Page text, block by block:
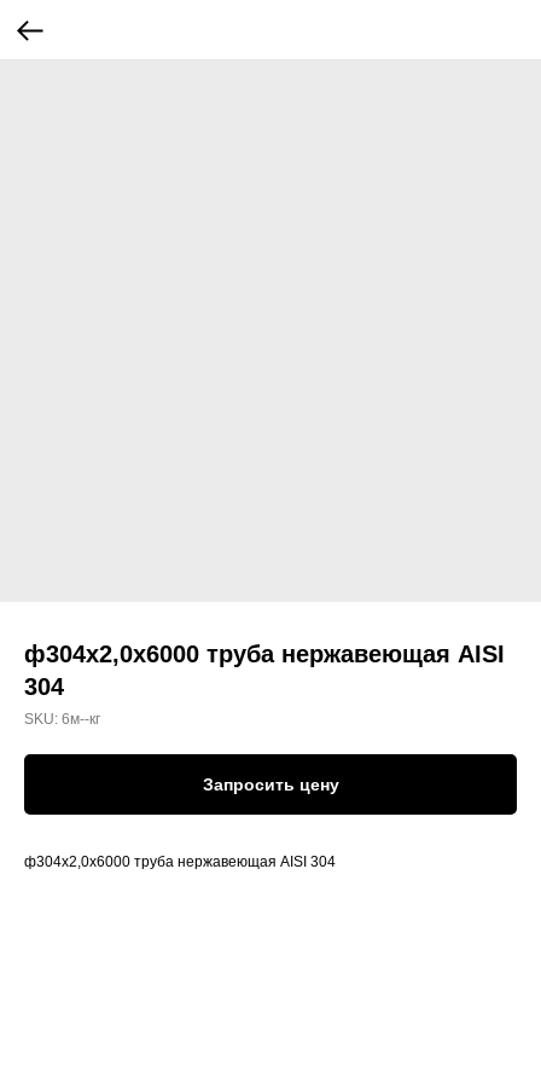
ф304х2,0х6000 труба нержавеющая AISI
304
SKU: 6м--кг
Запросить цену
ф304х2,0х6000 труба нержавеющая AISI 304